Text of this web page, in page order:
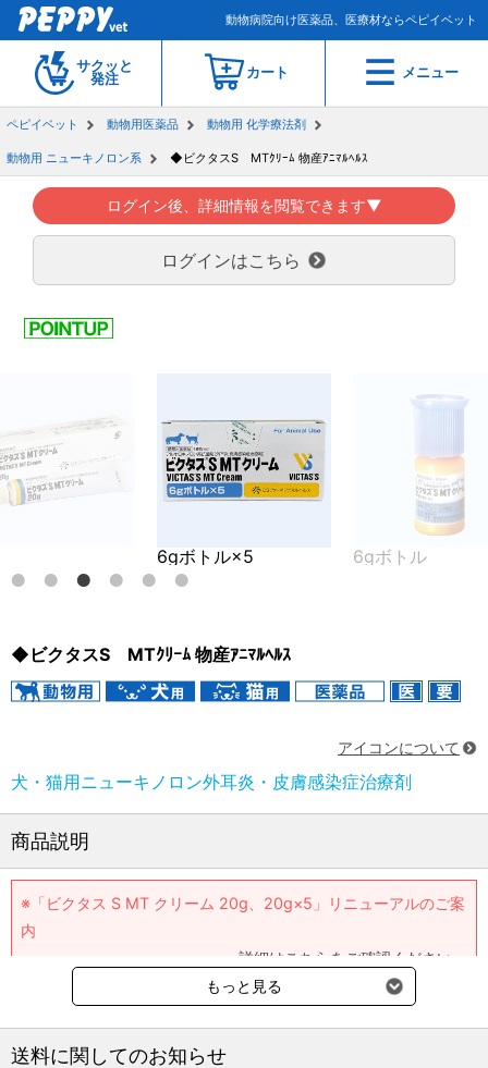
動物病院向け医薬品、医療材ならペピイベット
サクッと
発注
カート メニュー
ペピイベット 動物用医薬品 動物用 化学療法剤
動物用 ニューキノロン系 ◆ビクタスS MTｸﾘｰﾑ 物産ｱﾆﾏﾙﾍﾙｽ
ログイン後、詳細情報を閲覧できます▼
ログインはこちら
6gボトル×5 6gボトル
◆ビクタスS MTｸﾘｰﾑ 物産ｱﾆﾏﾙﾍﾙｽ
アイコンについて
犬・猫用ニューキノロン外耳炎・皮膚感染症治療剤
商品説明
※「ビクタス S MT クリーム 20g、20g×5」リニューアルのご案
内
詳細はこちらをご確認ください。
ビクタスＳ ＭＴクリーム5g(チューブ)×1
●成分：オルビフロキサシン10mg・硝酸ミコナゾール
10mg・トリアムシノロンアセトニド1mg
もっと見る
送料に関してのお知らせ